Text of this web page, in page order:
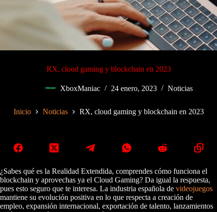
RX, cloud gaming y blockchain en 2023
XboxManiac 24 enero, 2023 Noticias
Inicio Noticias RX, cloud gaming y blockchain en 2023
¿Sabes qué es la Realidad Extendida, comprendes cómo funciona el
blockchain y aprovechas ya el Cloud Gaming? Da igual la respuesta,
pues esto seguro que te interesa. La industria española de videojuegos
mantiene su evolución positiva en lo que respecta a creación de
empleo, expansión internacional, exportación de talento, lanzamientos